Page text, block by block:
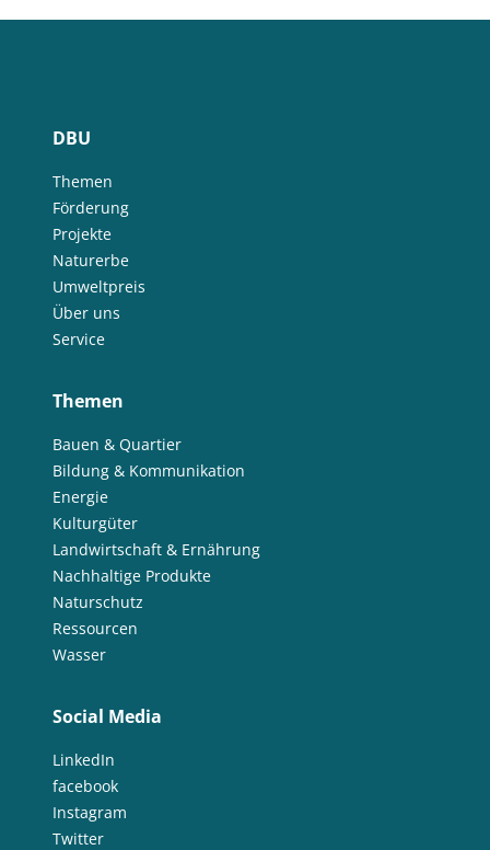
DBU
Themen
Förderung
Projekte
Naturerbe
Umweltpreis
Über uns
Service
Themen
Bauen & Quartier
Bildung & Kommunikation
Energie
Kulturgüter
Landwirtschaft & Ernährung
Nachhaltige Produkte
Naturschutz
Ressourcen
Wasser
Social Media
LinkedIn
facebook
Instagram
Twitter